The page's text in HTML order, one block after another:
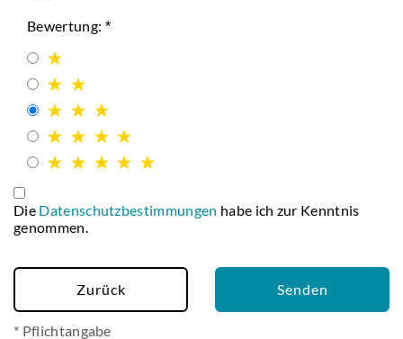
Bewertung:
Die Datenschutzbestimmungen habe ich zur Kenntnis
genommen.
Zurück Senden
* Pflichtangabe